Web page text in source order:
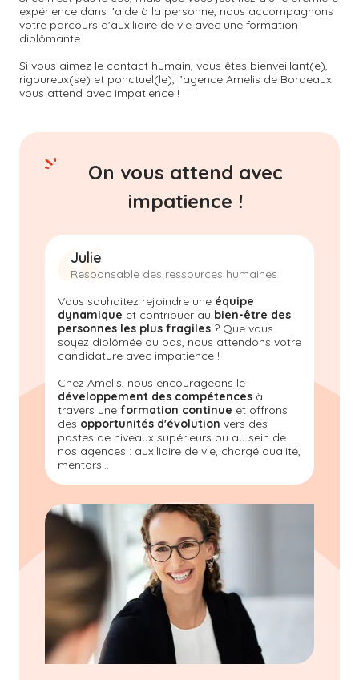
expérience dans l'aide à la personne, nous accompagnons
votre parcours d'auxiliaire de vie avec une formation
diplômante.
Si vous aimez le contact humain, vous êtes bienveillant(e),
rigoureux(se) et ponctuel(le), l’agence Amelis de Bordeaux
vous attend avec impatience !
On vous attend avec
impatience !
Julie
Responsable des ressources humaines
Vous souhaitez rejoindre une équipe
dynamique et contribuer au bien-être des
personnes les plus fragiles ? Que vous
soyez diplômée ou pas, nous attendons votre
candidature avec impatience !
Chez Amelis, nous encourageons le
développement des compétences à
travers une formation continue et offrons
des opportunités d'évolution vers des
postes de niveaux supérieurs ou au sein de
nos agences : auxiliaire de vie, chargé qualité,
mentors...